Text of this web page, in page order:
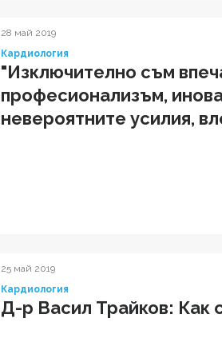
28 май 2019
Кардиология
"Изключително съм
професионализъм,
невероятните усилия,
25 май 2019
Кардиология
Д-р Васил Трайков: Как